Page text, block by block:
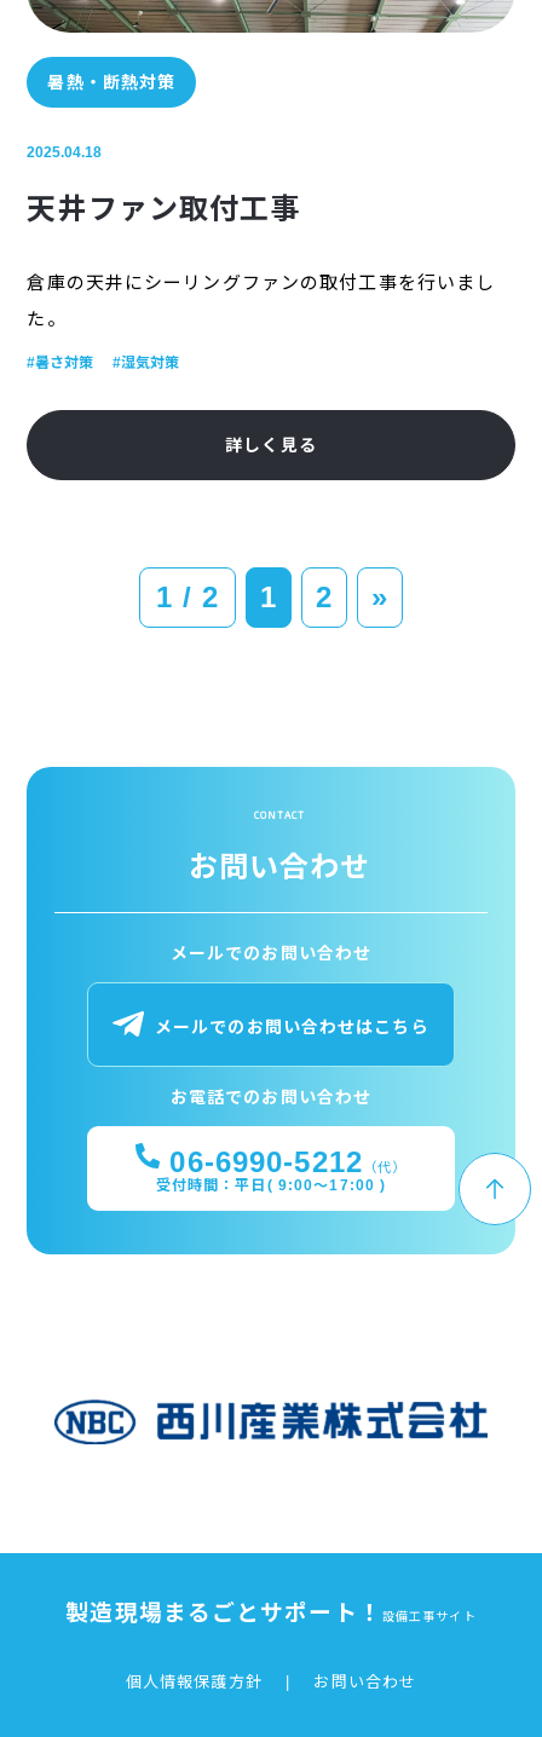
暑熱・断熱対策
2025.04.18
天井ファン取付工事
倉庫の天井にシーリングファンの取付工事を行いまし
た。
#暑さ対策 #湿気対策
詳しく見る
1 / 2 1 2 »
CONTACT
お問い合わせ
メールでのお問い合わせ
メールでのお問い合わせはこちら
お電話でのお問い合わせ
06-6990-5212 （代）
受付時間：平日( 9:00～17:00 )
製造現場まるごとサポート！ 設備工事サイト
個人情報保護方針 お問い合わせ